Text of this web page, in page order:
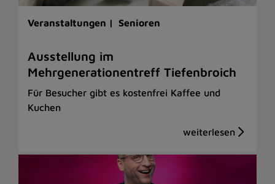
Veranstaltungen | Senioren
Ausstellung im
Mehrgenerationentreff Tiefenbroich
Für Besucher gibt es kostenfrei Kaffee und
Kuchen